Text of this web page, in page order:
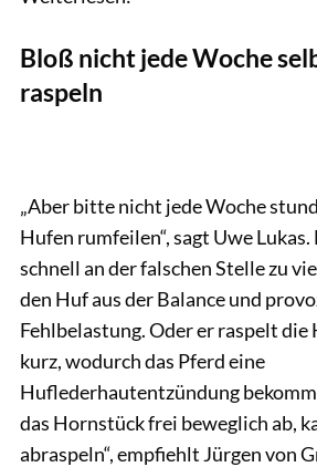
Bloß nicht jede Woche
raspeln
„Aber bitte nicht jede Woche
Hufen rumfeilen“, sagt Uwe
schnell an der falschen Stelle zu
den Huf aus der Balance und
Fehlbelastung. Oder er raspelt die
kurz, wodurch das Pferd eine
Huflederhautentzündung
das Hornstück frei beweglich ab,
abraspeln“, empfiehlt Jürgen von